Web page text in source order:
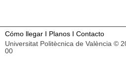
Cómo llegar I Planos I Contacto
Universitat Politècnica de València ©
00